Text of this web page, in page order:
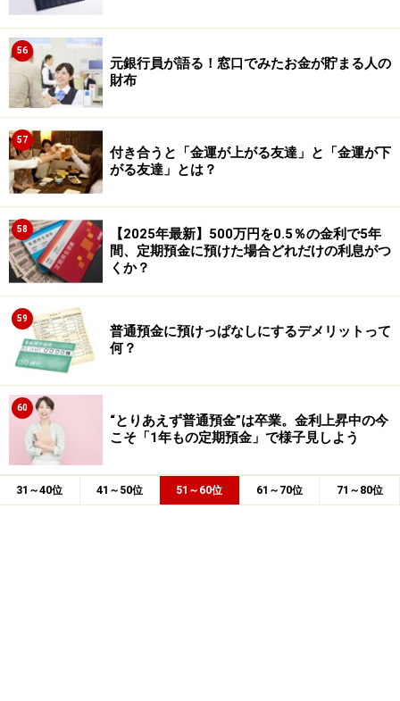
56
元銀行員が語る！窓口でみたお金が貯まる人の
財布
57
付き合うと「金運が上がる友達」と「金運が下
がる友達」とは？
58
【2025年最新】500万円を0.5％の金利で5年
間、定期預金に預けた場合どれだけの利息がつ
くか？
59
普通預金に預けっぱなしにするデメリットって
何？
60
“とりあえず普通預金”は卒業。金利上昇中の今
こそ「1年もの定期預金」で様子見しよう
31～40位 41～50位 51～60位 61～70位 71～80位